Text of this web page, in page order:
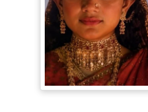
Ramayana
Preet Singh की
ने